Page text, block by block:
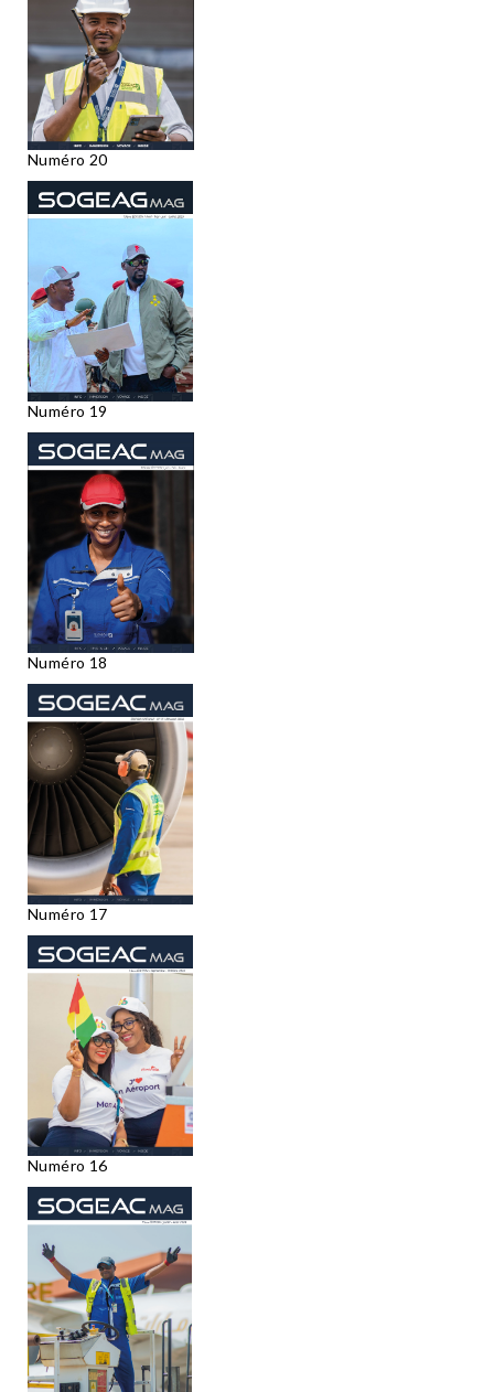
Numéro 20
Numéro 19
Numéro 18
Numéro 17
Numéro 16